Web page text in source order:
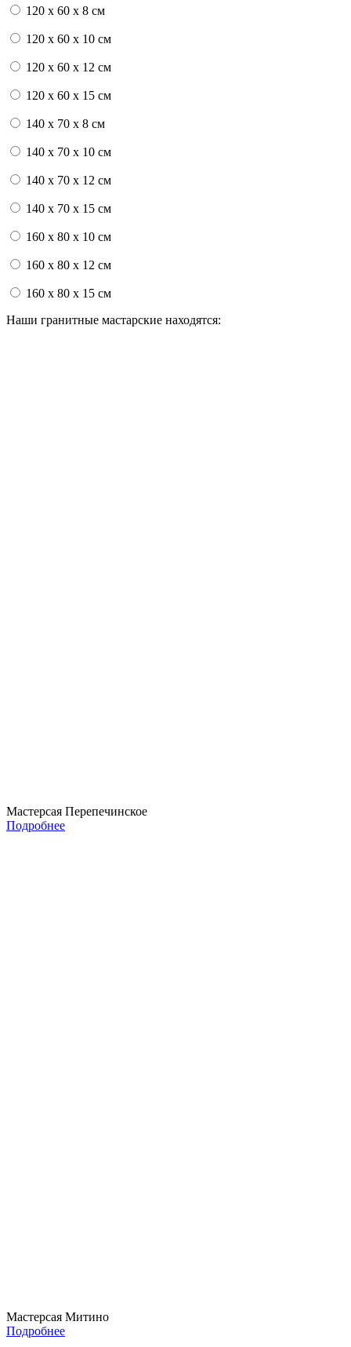
120 x 60 x 8 см
120 x 60 x 10 см
120 x 60 x 12 см
120 x 60 x 15 см
140 x 70 x 8 см
140 x 70 x 10 см
140 x 70 x 12 см
140 x 70 x 15 см
160 x 80 x 10 см
160 x 80 x 12 см
160 x 80 x 15 см
Наши гранитные мастарские находятся:
Мастерсая Перепечинское
Подробнее
Мастерсая Митино
Подробнее